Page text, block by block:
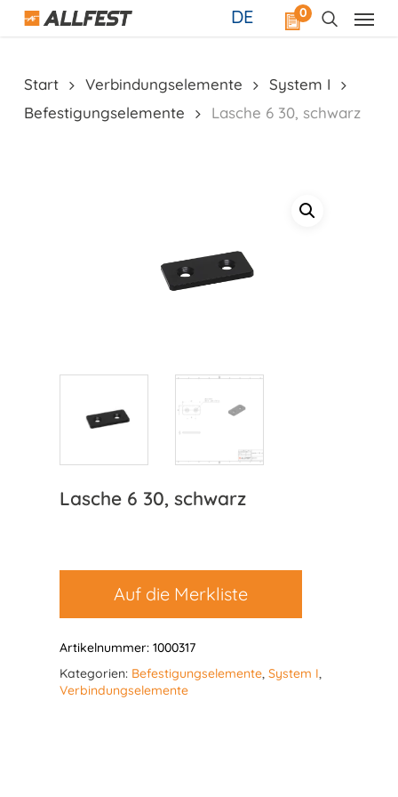
Skip
0
DE
Start Verbindungselemente
System I
Befestigungselemente
Lasche 6 30, schwarz
Lasche 6 30, schwarz
Auf die Merkliste
Artikelnummer: 1000317
Kategorien: Befestigungselemente, System I,
Verbindungselemente